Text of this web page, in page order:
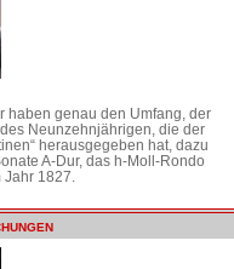
haben genau den Umfang, der
Neunzehnjährigen, die der
herausgegeben hat, dazu
A-Dur, das h-Moll-Rondo
1827.